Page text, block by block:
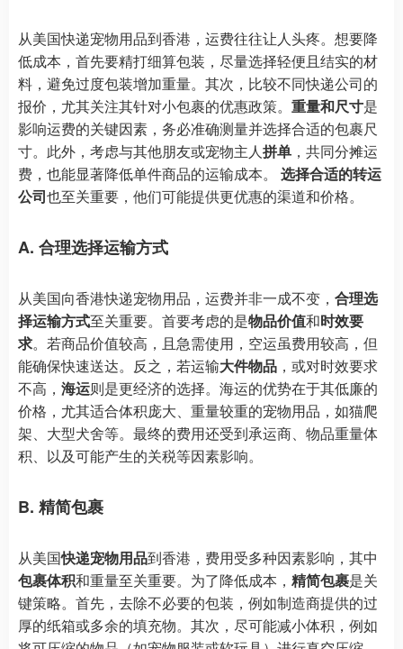
从美国快递宠物用品到香港，运费往往让人头疼。想要降
低成本，首先要精打细算包装，尽量选择轻便且结实的材
料，避免过度包装增加重量。其次，比较不同快递公司的
报价，尤其关注其针对小包裹的优惠政策。 重量和尺寸是
影响运费的关键因素，务必准确测量并选择合适的包裹尺
寸。此外，考虑与其他朋友或宠物主人拼单 ，共同分摊运
费，也能显著降低单件商品的运输成本。 选择合适的转运
公司也至关重要，他们可能提供更优惠的渠道和价格。
A. 合理选择运输方式
从美国向香港快递宠物用品，运费并非一成不变， 合理选
择运输方式至关重要。首要考虑的是物品价值和时效要
求。若商品价值较高，且急需使用，空运虽费用较高，但
能确保快速送达。反之，若运输大件物品 ，或对时效要求
不高， 海运则是更经济的选择。海运的优势在于其低廉的
价格，尤其适合体积庞大、重量较重的宠物用品，如猫爬
架、大型犬舍等。最终的费用还受到承运商、物品重量体
积、以及可能产生的关税等因素影响。
B. 精简包裹
从美国快递宠物用品到香港，费用受多种因素影响，其中
包裹体积和重量至关重要。为了降低成本， 精简包裹是关
键策略。首先，去除不必要的包装，例如制造商提供的过
厚的纸箱或多余的填充物。其次，尽可能减小体积，例如